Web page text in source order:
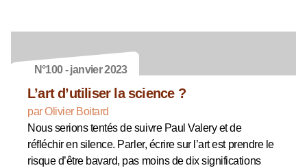
N°100 - janvier 2023
L’art d’utiliser la science ?
par Olivier Boitard
Nous serions tentés de suivre Paul Valery et de
réfléchir en silence. Parler, écrire sur l’art est prendre le
risque d’être bavard, pas moins de dix significations